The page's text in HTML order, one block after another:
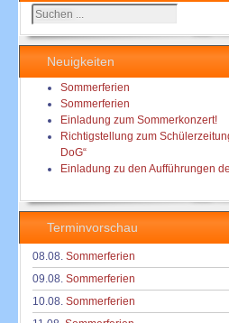
Suchen
...
Neuigkeiten
Sommerferien
Sommerferien
Einladung zum Sommerkonzert!
Richtigstellung zum
DoG“
Einladung zu den Aufführungen
Terminvorschau
08.08. Sommerferien
09.08. Sommerferien
10.08. Sommerferien